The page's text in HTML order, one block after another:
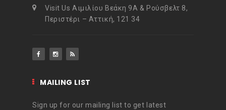
Visit Us Αιμιλίου Βεάκη 9Α & Ρούσβελτ 8,
Περιστέρι – Αττική, 121 34
MAILING LIST
Sign up for our mailing list to get latest